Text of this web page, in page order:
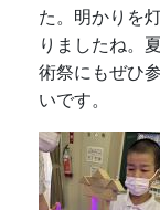
た。明かりを
りましたね。
術祭にもぜひ
いです。